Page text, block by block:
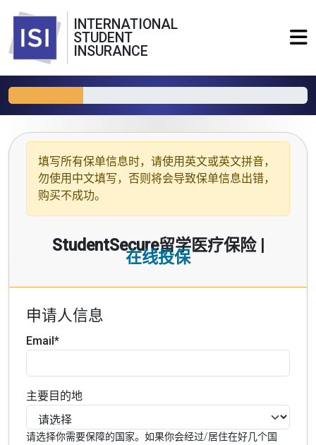
INTERNATIONAL
STUDENT
INSURANCE
填写所有保单信息时，请使用 英文或英文拼音，
勿使用中文填写，否则将会导致保单信息出错，
购买不成功。
StudentSecure留学医疗保险 |
在线投保
申请人信息
Email*
主要目的地
请选择你需要保障的国家。如果你会经过/居住在好几个国